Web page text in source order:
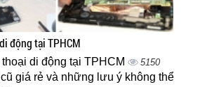
động tại TPHCM
di động tại TPHCM 5150
giá rẻ và những lưu ý không thể